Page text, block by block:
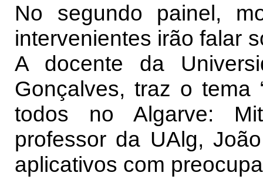
No segundo painel,
intervenientes irão falar
A docente da
Gonçalves, traz o tema
todos no Algarve:
professor da UAlg,
aplicativos com